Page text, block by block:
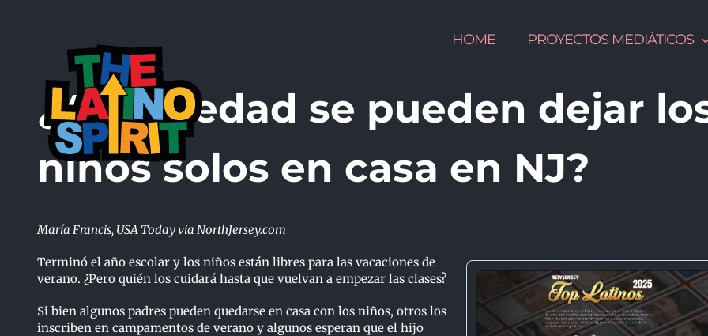
HOME PROYECTOS MEDIÁTICOS
¿A qué edad se pueden dejar
niños solos en casa en NJ?
María Francis, USA Today via NorthJersey.com
Terminó el año escolar y los niños están libres para las vacaciones de
verano. ¿Pero quién los cuidará hasta que vuelvan a empezar las clases?
Si bien algunos padres pueden quedarse en casa con los niños, otros los
inscriben en campamentos de verano y algunos esperan que el hijo